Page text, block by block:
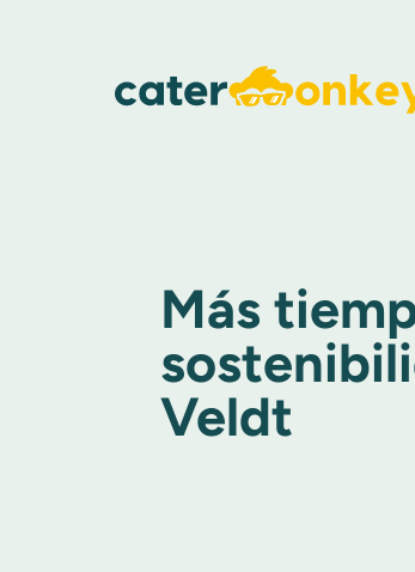
Más
Veldt